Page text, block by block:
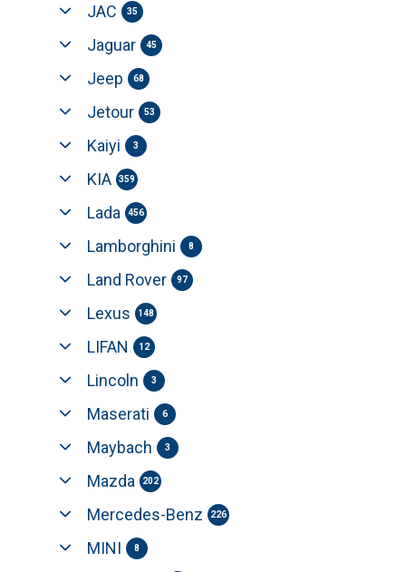
JAC 35
Jaguar 45
Jeep 68
Jetour 53
Kaiyi 3
KIA 359
Lada 456
Lamborghini 8
Land Rover 97
Lexus 148
LIFAN 12
Lincoln 3
Maserati 6
Maybach 3
Mazda 202
Mercedes-Benz 226
MINI 8